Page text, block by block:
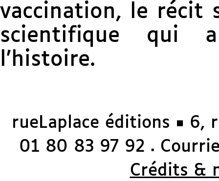
vaccination, le récit
scientifique qui
l’histoire.
rueLaplace éditions ◼ 6,
01 80 83 97 92
◼
Crédits &